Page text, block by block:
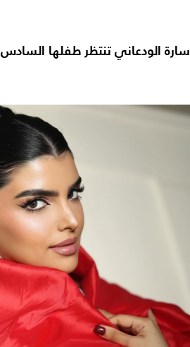
سارة الودعاني تنتظر طفلها السادس